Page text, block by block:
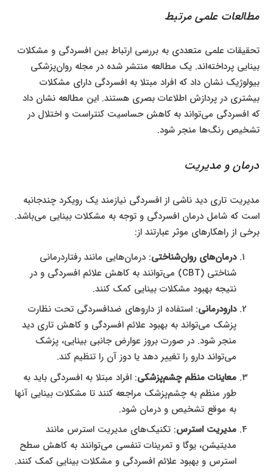
مطالعات علمی مرتبط
تحقیقات علمی متعددی به بررسی ارتباط بین افسردگی و مشکلات
بینایی پرداخته‌اند. یک مطالعه منتشر شده در مجله روان‌پزشکی
بیولوژیک نشان داد که افراد مبتلا به افسردگی دارای مشکلات
بیشتری در پردازش اطلاعات بصری هستند. این مطالعه نشان داد
که افسردگی می‌تواند به کاهش حساسیت کنتراست و اختلال در
تشخیص رنگ‌ها منجر شود.
درمان و مدیریت
مدیریت تاری دید ناشی از افسردگی نیازمند یک رویکرد چندجانبه
است که شامل درمان افسردگی و توجه به مشکلات بینایی می‌باشد.
برخی از راهکارهای موثر عبارتند از:
درمان‌های روان‌شناختی: درمان‌هایی مانند رفتاردرمانی
شناختی (CBT) می‌توانند به کاهش علائم افسردگی و در
نتیجه بهبود مشکلات بینایی کمک کنند.
دارودرمانی: استفاده از داروهای ضدافسردگی تحت نظارت
پزشک می‌تواند به بهبود علائم افسردگی و کاهش تاری دید
منجر شود. در صورت بروز عوارض جانبی بینایی، پزشک
می‌تواند دارو را تغییر دهد یا دوز آن را تنظیم کند.
معاینات منظم چشم‌پزشکی: افراد مبتلا به افسردگی باید به
طور منظم به چشم‌پزشک مراجعه کنند تا مشکلات بینایی آنها
به موقع تشخیص و درمان شود.
مدیریت استرس: تکنیک‌های مدیریت استرس مانند
مدیتیشن، یوگا و تمرینات تنفسی می‌توانند به کاهش سطح
استرس و بهبود علائم افسردگی و مشکلات بینایی کمک کنند.